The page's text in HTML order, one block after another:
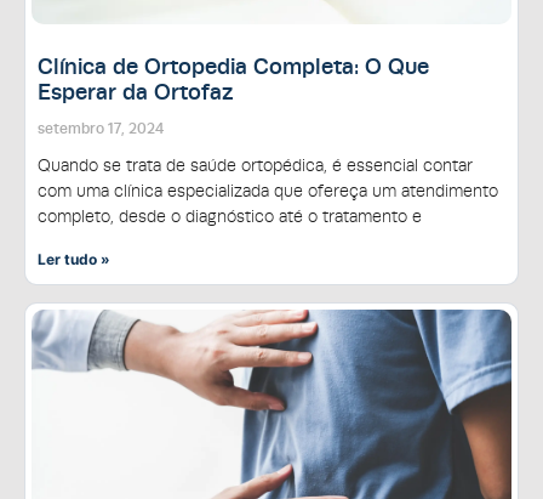
Clínica de Ortopedia Completa: O Que
Esperar da Ortofaz
setembro 17, 2024
Quando se trata de saúde ortopédica, é essencial contar
com uma clínica especializada que ofereça um atendimento
completo, desde o diagnóstico até o tratamento e
Ler tudo »